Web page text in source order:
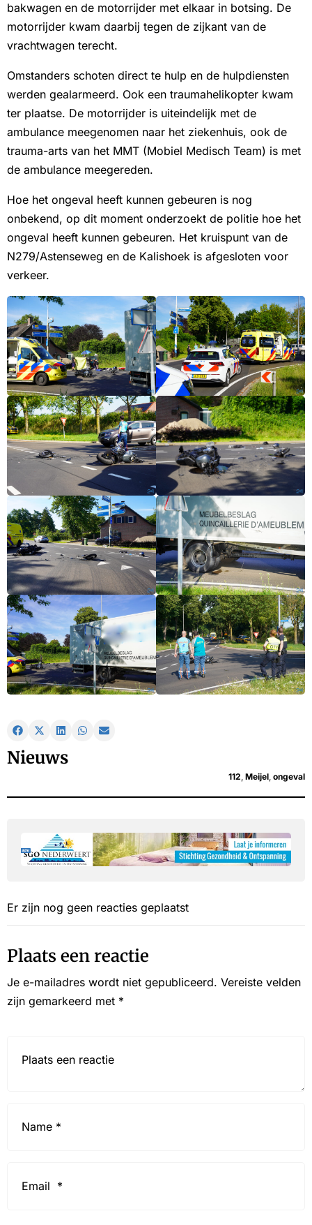
bakwagen en de motorrijder met elkaar in botsing. De
motorrijder kwam daarbij tegen de zijkant van de
vrachtwagen terecht.
Omstanders schoten direct te hulp en de hulpdiensten
werden gealarmeerd. Ook een traumahelikopter kwam
ter plaatse. De motorrijder is uiteindelijk met de
ambulance meegenomen naar het ziekenhuis, ook de
trauma-arts van het MMT (Mobiel Medisch Team) is met
de ambulance meegereden.
Hoe het ongeval heeft kunnen gebeuren is nog
onbekend, op dit moment onderzoekt de politie hoe het
ongeval heeft kunnen gebeuren. Het kruispunt van de
N279/Astenseweg en de Kalishoek is afgesloten voor
verkeer.
Nieuws
112 Meijel ongeval
Er zijn nog geen reacties geplaatst
Plaats een reactie
Je e-mailadres wordt niet gepubliceerd. Vereiste velden
zijn gemarkeerd met *